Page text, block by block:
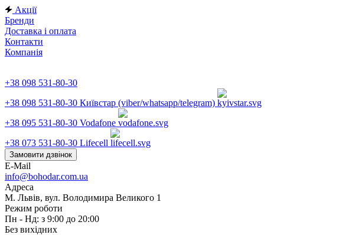
Акції
Бренди
Доставка і оплата
Контакти
Компанія
+38 098 531-80-30
+38 098 531-80-30 Київстар (viber/whatsapp/telegram)
+38 095 531-80-30 Vodafone
+38 073 531-80-30 Lifecell
Замовити дзвінок
E-Mail
info@bohodar.com.ua
Адреса
М. Львів, вул. Володимира Великого 1
Режим роботи
Пн - Нд: з 9:00 до 20:00
Без вихідних